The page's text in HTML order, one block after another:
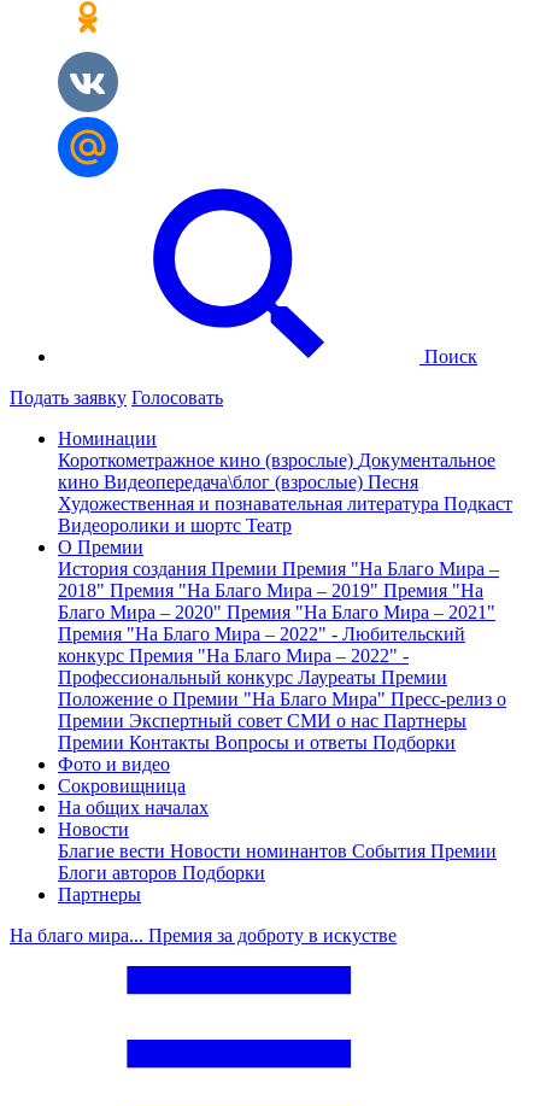
Поиск
Подать заявку Голосовать
Номинации
Короткометражное кино (взрослые) Документальное
кино Видеопередача\блог (взрослые) Песня
Художественная и познавательная литература Подкаст
Видеоролики и шортс Театр
О Премии
История создания Премии Премия "На Благо Мира –
2018" Премия "На Благо Мира – 2019" Премия "На
Благо Мира – 2020" Премия "На Благо Мира – 2021"
Премия "На Благо Мира – 2022" - Любительский
конкурс Премия "На Благо Мира – 2022" -
Профессиональный конкурс Лауреаты Премии
Положение о Премии "На Благо Мира" Пресс-релиз о
Премии Экспертный совет СМИ о нас Партнеры
Премии Контакты Вопросы и ответы Подборки
Фото и видео
Сокровищница
На общих началах
Новости
Благие вести Новости номинантов События Премии
Блоги авторов Подборки
Партнеры
На благо мира... Премия за доброту в искустве